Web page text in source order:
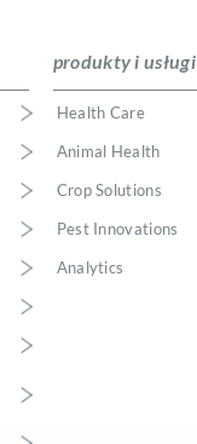
produkty i usługi
Health Care
Animal Health
Crop Solutions
Pest Innovations
Analytics